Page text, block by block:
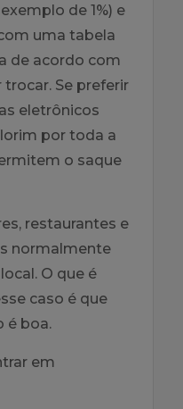
de 1%) e
uma tabela
de acordo com
Se preferir
eletrônicos
por toda a
o saque
restaurantes e
normalmente
O que é
caso é que
é boa.
em